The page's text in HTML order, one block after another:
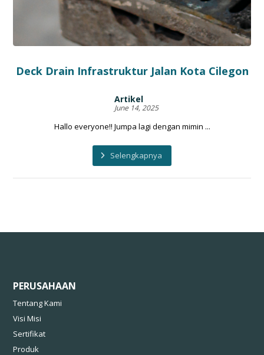
Deck Drain Infrastruktur Jalan Kota Cilegon
Artikel
June 14, 2025
Hallo everyone!! Jumpa lagi dengan mimin ...
Selengkapnya
PERUSAHAAN
Tentang Kami
Visi Misi
Sertifikat
Produk